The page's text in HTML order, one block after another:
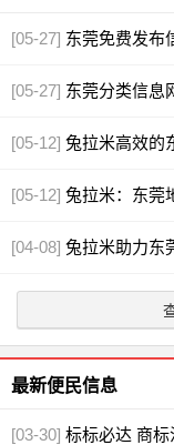
[05-27] 东莞免费发布
[05-27] 东莞分类信息
[05-12] 兔拉米高效的
[05-12] 兔拉米：东莞
[04-08] 兔拉米助力东
质信息
最新便民信息
[03-30] 标标必达 商